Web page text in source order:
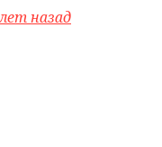
назад